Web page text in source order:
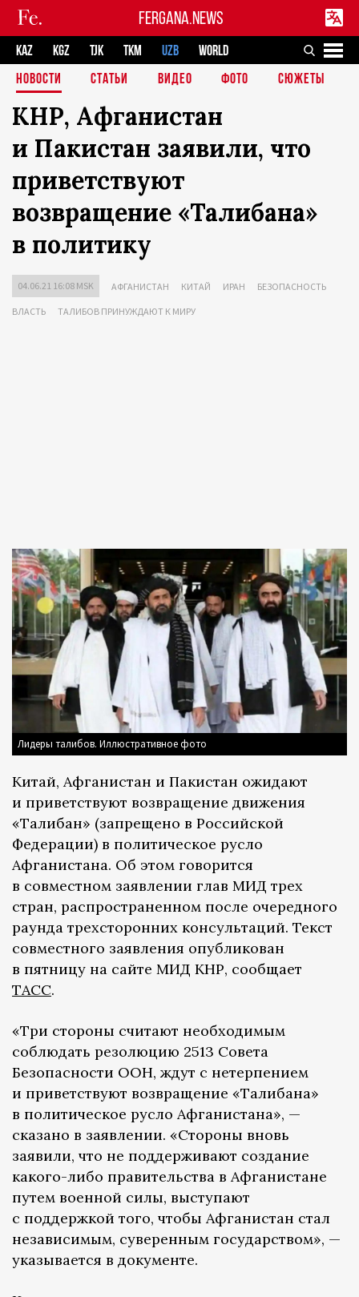
FERGANA.NEWS
KAZ KGZ TJK TKM UZB
WORLD
НОВОСТИ
СТАТЬИ ВИДЕО ФОТО СЮЖЕТЫ
КНР, Афганистан
и Пакистан заявили, что
приветствуют
возвращение «Талибана»
в политику
04.06.21 16:08 MSK АФГАНИСТАН КИТАЙ ИРАН БЕЗОПАСНОСТЬ
ВЛАСТЬ ТАЛИБОВ ПРИНУЖДАЮТ К МИРУ
Лидеры талибов. Иллюстративное фото
Китай, Афганистан и Пакистан ожидают
и приветствуют возвращение движения
«Талибан» (запрещено в Российской
Федерации) в политическое русло
Афганистана. Об этом говорится
в совместном заявлении глав МИД трех
стран, распространенном после очередного
раунда трехсторонних консультаций. Текст
совместного заявления опубликован
в пятницу на сайте МИД КНР, сообщает
ТАСС.
«Три стороны считают необходимым
соблюдать резолюцию 2513 Совета
Безопасности ООН, ждут с нетерпением
и приветствуют возвращение «Талибана»
в политическое русло Афганистана», —
сказано в заявлении. «Стороны вновь
заявили, что не поддерживают создание
какого-либо правительства в Афганистане
путем военной силы, выступают
с поддержкой того, чтобы Афганистан стал
независимым, суверенным государством», —
указывается в документе.